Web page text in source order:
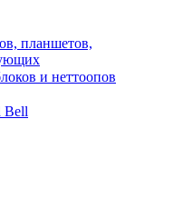
планшетов,
и неттоопов
Bell